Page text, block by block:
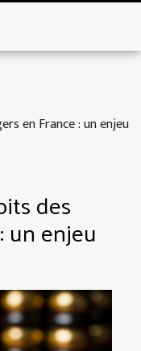
en France : un enjeu
des
un enjeu